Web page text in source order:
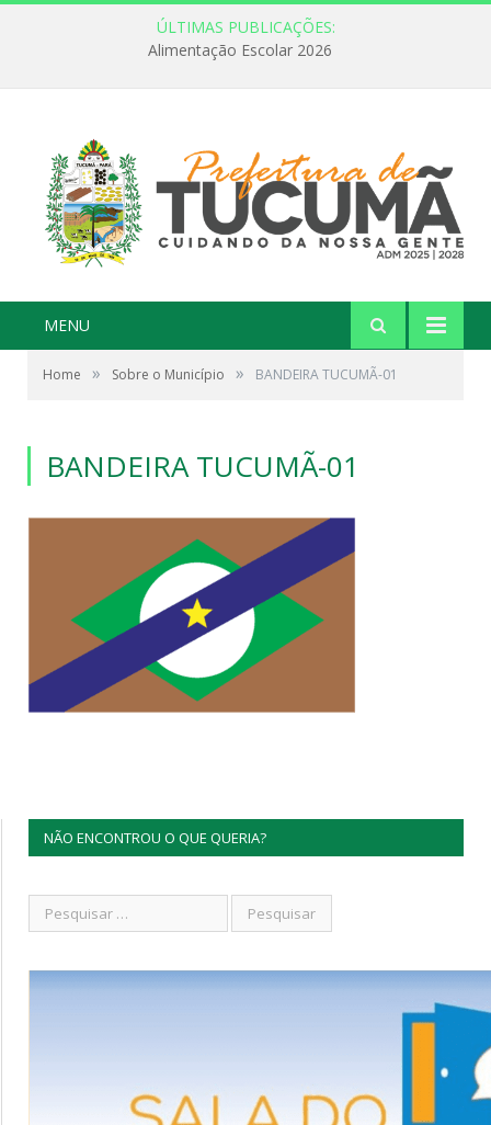
ÚLTIMAS PUBLICAÇÕES:
Alimentação Escolar 2026
MENU
Home » Sobre o Município » BANDEIRA TUCUMÃ-01
BANDEIRA TUCUMÃ-01
NÃO ENCONTROU O QUE QUERIA?